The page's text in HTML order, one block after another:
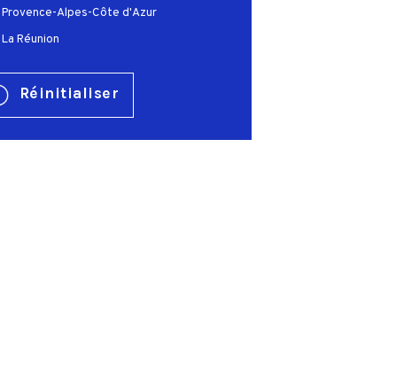
Provence-Alpes-Côte d'Azur
La Réunion
Réinitialiser